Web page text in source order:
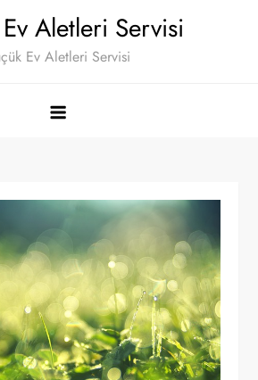
Aletleri Servisi
Ev Aletleri Servisi